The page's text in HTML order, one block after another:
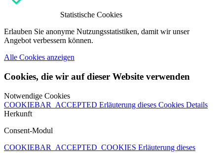
Statistische Cookies
Erlauben Sie anonyme Nutzungsstatistiken, damit wir unser
Angebot verbessern können.
Alle Cookies anzeigen
Cookies, die wir auf dieser Website verwenden
Notwendige Cookies
COOKIEBAR_ACCEPTED Erläuterung dieses Cookies Details
Herkunft
Consent-Modul
COOKIEBAR_ACCEPTED_COOKIES Erläuterung dieses